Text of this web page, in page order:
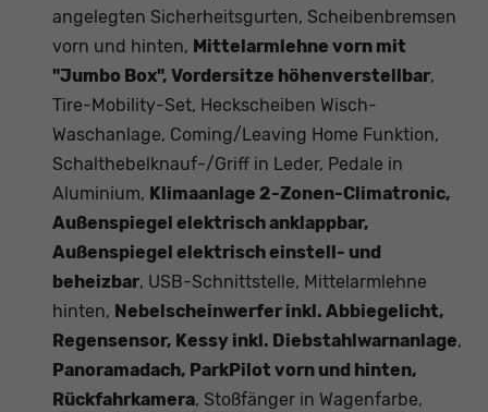
angelegten Sicherheitsgurten, Scheibenbremsen
vorn und hinten, Mittelarmlehne vorn mit
"Jumbo Box", Vordersitze höhenverstellbar,
Tire-Mobility-Set, Heckscheiben Wisch-
Waschanlage, Coming/Leaving Home Funktion,
Schalthebelknauf-/Griff in Leder, Pedale in
Aluminium, Klimaanlage 2-Zonen-Climatronic,
Außenspiegel elektrisch anklappbar,
Außenspiegel elektrisch einstell- und
beheizbar, USB-Schnittstelle, Mittelarmlehne
hinten, Nebelscheinwerfer inkl. Abbiegelicht,
Regensensor, Kessy inkl. Diebstahlwarnanlage,
Panoramadach, ParkPilot vorn und hinten,
Rückfahrkamera, Stoßfänger in Wagenfarbe,